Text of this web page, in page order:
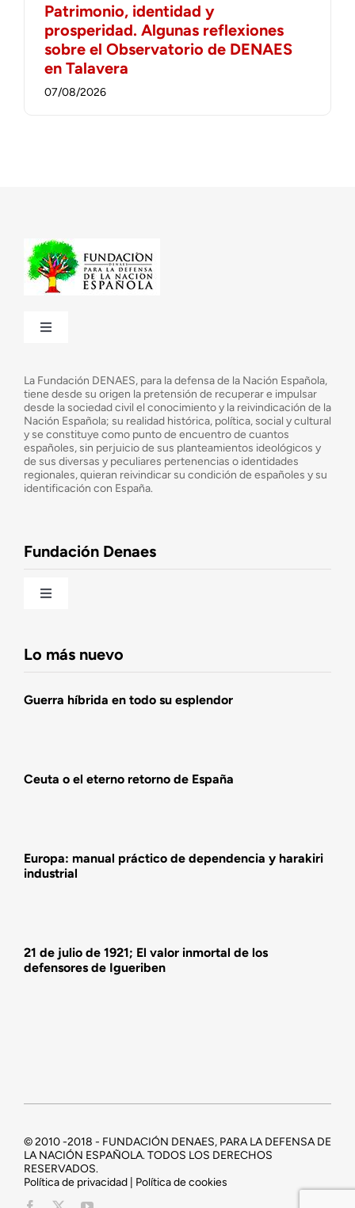
Patrimonio, identidad y
prosperidad. Algunas reflexiones
sobre el Observatorio de DENAES
en Talavera
07/08/2026
Toggle
¿Cuáles son nuestros objetivos?
Consejo Asesor
La Fundación DENAES, para la defensa de la Nación Española,
tiene desde su origen la pretensión de recuperar e impulsar
desde la sociedad civil el conocimiento y la reivindicación de la
Nación Española; su realidad histórica, política, social y cultural
y se constituye como punto de encuentro de cuantos
españoles, sin perjuicio de sus planteamientos ideológicos y
de sus diversas y peculiares pertenencias o identidades
regionales, quieran reivindicar su condición de españoles y su
identificación con España.
Fundación Denaes
Toggle
Lo más nuevo
Guerra híbrida en todo su esplendor
Ceuta o el eterno retorno de España
Europa: manual práctico de dependencia y harakiri
industrial
21 de julio de 1921; El valor inmortal de los
defensores de Igueriben
© 2010 -2018 - FUNDACIÓN DENAES, PARA LA DEFENSA DE
LA NACIÓN ESPAÑOLA. TODOS LOS DERECHOS
RESERVADOS.
Política de privacidad | Política de cookies